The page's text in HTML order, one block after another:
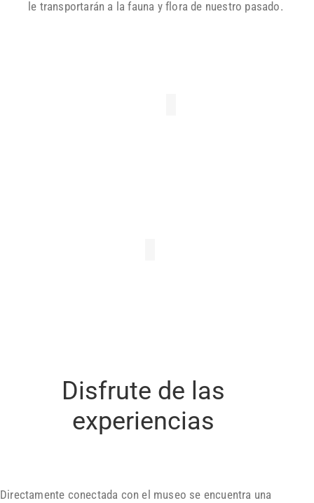
le transportarán a la fauna y flora de nuestro pasado.
Disfrute de las
experiencias
Directamente conectada con el museo se encuentra una